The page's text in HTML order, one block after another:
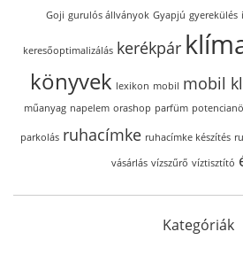
Goji gurulós állványok Gyapjú gyerekülés
keresőoptimalizálás kerékpár
könyvek lexikon mobil mobil
műanyag napelem orashop parfüm
parkolás ruhacímke ruhacímke készítés
vásárlás vízszűrő víztisztító
Kategóriák